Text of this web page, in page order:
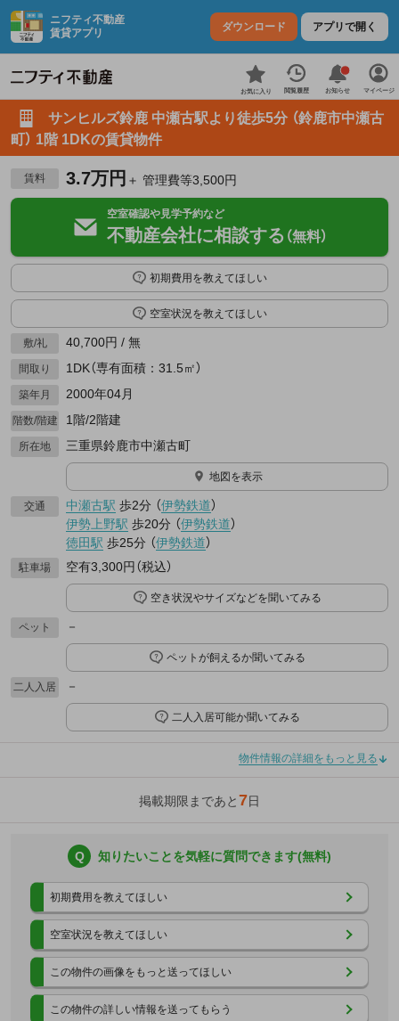
ニフティ不動産
賃貸アプリ
ダウンロード アプリで開く
お気に入り 閲覧履歴 お知らせ マイページ
サンヒルズ鈴鹿 中瀬古駅より徒歩5分 （鈴鹿市中瀬古
町） 1階 1DKの賃貸物件
賃料 3.7万円 ＋ 管理費等3,500円
空室確認や見学予約など
不動産会社に相談する （無料）
初期費用を教えてほしい
空室状況を教えてほしい
敷/礼 40,700円 / 無
間取り 1DK（専有面積：31.5㎡）
築年月 2000年04月
階数/階建 1階/2階建
所在地 三重県鈴鹿市中瀬古町
地図を表示
交通 中瀬古駅 歩2分 （伊勢鉄道）
伊勢上野駅 歩20分 （伊勢鉄道）
徳田駅 歩25分 （伊勢鉄道）
駐車場 空有3,300円（税込）
空き状況やサイズなどを聞いてみる
ペット －
ペットが飼えるか聞いてみる
二人入居 －
二人入居可能か聞いてみる
物件情報の詳細をもっと見る
掲載期限まであと7日
Q 知りたいことを気軽に質問できます(無料)
初期費用を教えてほしい
空室状況を教えてほしい
この物件の画像をもっと送ってほしい
この物件の詳しい情報を送ってもらう